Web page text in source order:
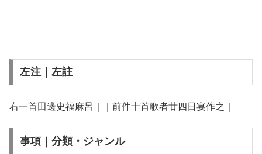
左注｜左註
右一首田邊史福麻呂｜｜前件十首歌者廿四日宴作之｜
事項｜分類・ジャンル